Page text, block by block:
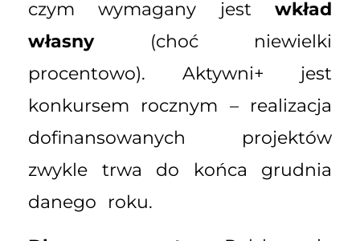
czym wymagany jest wkład
własny(choć niewielki
procentowo). Aktywni+ jest
konkursem rocznym – realizacja
dofinansowanych projektów
zwykle trwa do końca grudnia
danego roku.